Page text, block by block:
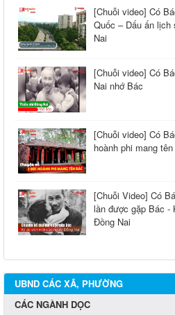
[Chuỗi video] Có
Quốc – Dấu ấn
Nai
[Chuỗi video] Có
Nai nhớ Bác
[Chuỗi video] Có
hoành phi mang
[Chuỗi Video] Có
lần được gặp Bác -
Đồng Nai
UBND CÁC XÃ, PHƯỜNG
CÁC NGÀNH DỌC